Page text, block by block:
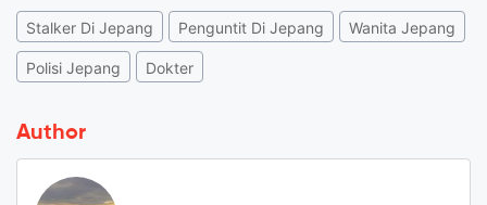
Stalker Di Jepang Penguntit Di Jepang Wanita Jepang
Polisi Jepang Dokter
Author